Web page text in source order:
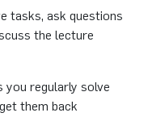
tasks, ask questions
the lecture
regularly solve
them back